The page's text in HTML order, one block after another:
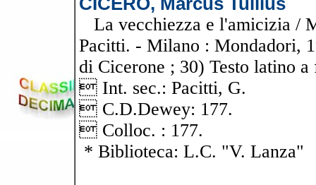
La vecchiezza e l'amicizia /
Pacitti. - Milano : Mondadori,
di Cicerone ; 30) Testo latino
 Int. sec.: Pacitti, G.
 C.D.Dewey: 177.
 Colloc. : 177.
* Biblioteca: L.C. "V. Lanza"